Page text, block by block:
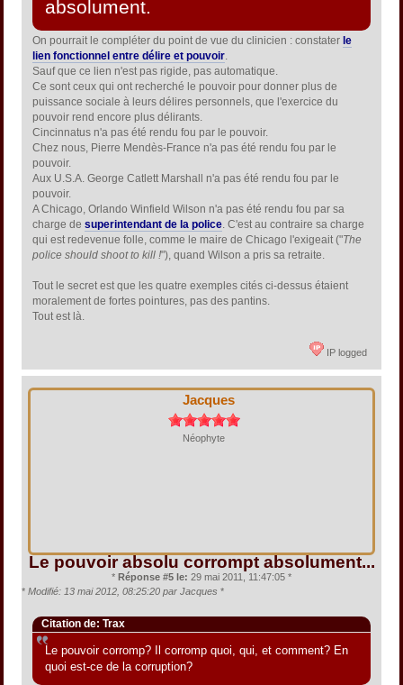
absolument.
On pourrait le compléter du point de vue du clinicien : constaterle
lien fonctionnel entre délire et pouvoir
Sauf que ce lien n'est pas rigide, pas automatique.
Ce sont ceux qui ont recherché le pouvoir pour donner plus de
puissance sociale à leurs délires personnels, que l'exercice du
pouvoir rend encore plus délirants.
Cincinnatus n'a pas été rendu fou par le pouvoir.
Chez nous, Pierre Mendès-France n'a pas été rendu fou par le
pouvoir.
Aux U.S.A. George Catlett Marshall n'a pas été rendu fou par le
pouvoir.
A Chicago, Orlando Winfield Wilson n'a pas été rendu fou par sa
charge desuperintendant de la police . C'est au contraire sa charge
qui est redevenue folle, comme le maire de Chicago l'exigeait ("The
police should shoot to kill !"), quand Wilson a pris sa retraite.
Tout le secret est que les quatre exemples cités ci-dessus étaient
moralement de fortes pointures, pas des pantins.
Tout est là.
IP logged
Jacques
Néophyte
Le pouvoir absolu corrompt absolument...
* Réponse #5 le: 29 mai 2011, 11:47:05 *
* Modifié: 13 mai 2012, 08:25:20 par Jacques *
Citation de: Trax
Le pouvoir corromp? Il corromp quoi, qui, et comment? En
quoi est-ce de la corruption?